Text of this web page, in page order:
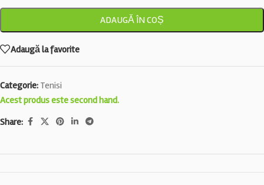
ADAUGĂ ÎN COȘ
Adaugă la favorite
Categorie: Tenisi
Acest produs este second hand.
Share: